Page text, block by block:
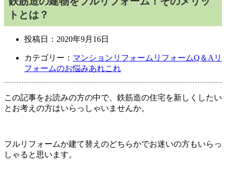
トとは？
投稿日： 2020年9月16日
カテゴリー： マンションリフォーム リフォームQ＆A リ
フォームのお悩みあれこれ
この記事をお読みの方の中で、鉄筋造の住宅を新しくしたい
とお考えの方はいらっしゃいませんか。
フルリフォームか建て替えのどちらかでお迷いの方もいらっ
しゃると思います。